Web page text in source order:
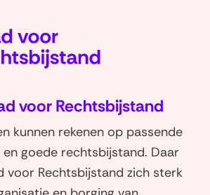
p
h
a
t
p
n
k
voor Rechtsbijstand
kunnen rekenen op passende
goede rechtsbijstand. Daar
voor Rechtsbijstand zich sterk